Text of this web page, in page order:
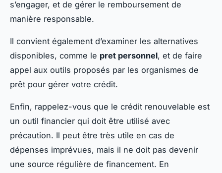
s’engager, et de gérer le remboursement de
manière responsable.
Il convient également d’examiner les alternatives
disponibles, comme le pret personnel, et de faire
appel aux outils proposés par les organismes de
prêt pour gérer votre crédit.
Enfin, rappelez-vous que le crédit renouvelable est
un outil financier qui doit être utilisé avec
précaution. Il peut être très utile en cas de
dépenses imprévues, mais il ne doit pas devenir
une source régulière de financement. En